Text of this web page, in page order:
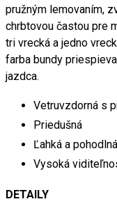
pružným lemovaním,
chrbtovou častou pre
tri vrecká a jedno
farba bundy
jazdca.
Vetruvzdorná s
Priedušná
Ľahká a pohodlná
Vysoká
DETAILY